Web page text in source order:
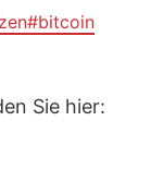
den Weg zu
Sie hier: